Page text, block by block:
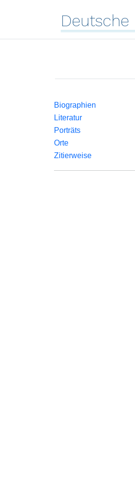
Deutsche
Biographien
Literatur
Porträts
Orte
Zitierweise